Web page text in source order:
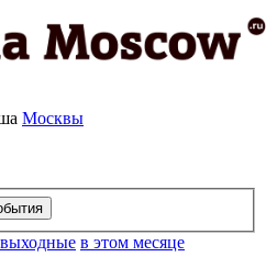
Москвы
в этом месяце